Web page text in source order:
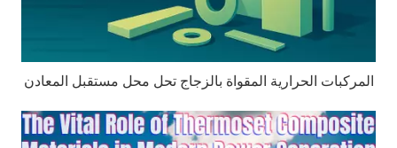
المركبات الحرارية المقواة بالزجاج تحل محل مستقبل المعادن